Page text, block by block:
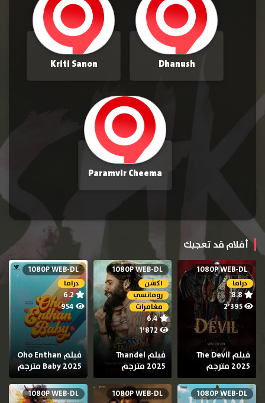
Dhanush
Kriti Sanon
Paramvir Cheema
أفلام قد تعجبك
1080P WEB-DL
دراما
8.8
فيلم The Devil
2025 مترجم
1080P WEB-DL
اكشن
رومانسي
مغامرات
6.4
1٬872
فيلم Thandel
2025 مترجم
1080P WEB-DL
دراما
6.2
954
فيلم Oho Enthan
Baby 2025 مترجم
1080P WEB-DL
1080P WEB-DL
1080P WEB-DL